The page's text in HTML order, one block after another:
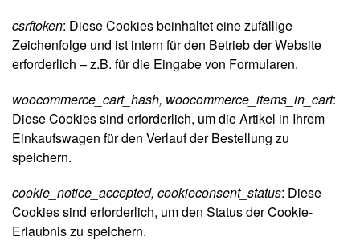
csrftoken: Diese Cookies beinhaltet eine zufällige
Zeichenfolge und ist intern für den Betrieb der Website
erforderlich – z.B. für die Eingabe von Formularen.
woocommerce_cart_hash, woocommerce_items_in_cart:
Diese Cookies sind erforderlich, um die Artikel in Ihrem
Einkaufswagen für den Verlauf der Bestellung zu
speichern.
cookie_notice_accepted, cookieconsent_status: Diese
Cookies sind erforderlich, um den Status der Cookie-
Erlaubnis zu speichern.